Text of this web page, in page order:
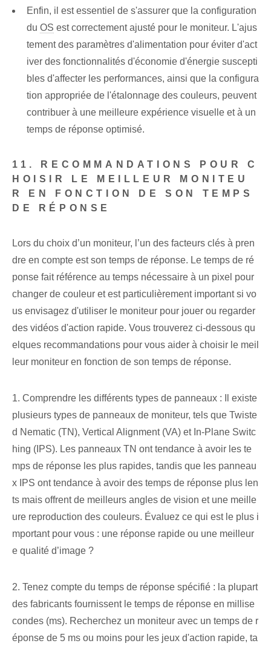
Enfin, il est essentiel de s'assurer que la configuration
du OS est correctement ajusté pour le moniteur. L'ajus
tement des paramètres d'alimentation pour éviter d'act
iver des fonctionnalités d'économie d'énergie suscepti
bles d'affecter les performances, ainsi que la configura
tion appropriée de l'étalonnage des couleurs, peuvent
contribuer à une meilleure expérience visuelle et à un
temps de réponse optimisé.
11. RECOMMANDATIONS POUR C
HOISIR LE MEILLEUR MONITEU
R EN FONCTION DE SON TEMPS
DE RÉPONSE
Lors du choix d’un moniteur, l’un des facteurs clés à pren
dre en compte est son temps de réponse. Le temps de ré
ponse fait référence au temps nécessaire à un pixel pour
changer de couleur et est particulièrement important si vo
us envisagez d'utiliser le moniteur pour jouer ou regarder
des vidéos d'action rapide. Vous trouverez ci-dessous qu
elques recommandations pour vous aider à choisir le meil
leur moniteur en fonction de son temps de réponse.
1. Comprendre les différents types de panneaux : Il existe
plusieurs types de panneaux de moniteur, tels que Twiste
d Nematic (TN), Vertical Alignment (VA) et In-Plane Switc
hing (IPS). Les panneaux TN ont tendance à avoir les te
mps de réponse les plus rapides, tandis que les panneau
x IPS ont tendance à avoir des temps de réponse plus len
ts mais offrent de meilleurs angles de vision et une meille
ure reproduction des couleurs. Évaluez ce qui est le plus i
mportant pour vous : une réponse rapide ou une meilleur
e qualité d’image ?
2. Tenez compte du temps de réponse spécifié : la plupart
des fabricants fournissent le temps de réponse en millise
condes (ms). Recherchez un moniteur avec un temps de r
éponse de 5 ms ou moins pour les jeux d'action rapide, ta